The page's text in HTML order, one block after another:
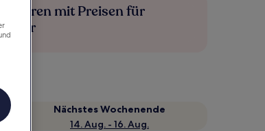
sparen mit Preisen für
Nächstes Wochenende
14. Aug. - 16. Aug.